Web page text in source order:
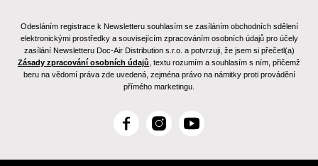
Odesláním registrace k Newsletteru souhlasím se zasíláním obchodních sdělení
elektronickými prostředky a souvisejícím zpracováním osobních údajů pro účely
zasílání Newsletteru Doc-Air Distribution s.r.o. a potvrzuji, že jsem si přečetl(a)
Zásady zpracování osobních údajů , textu rozumím a souhlasím s ním, přičemž
beru na vědomí práva zde uvedená, zejména právo na námitky proti provádění
přímého marketingu.
F
c
I
s
Y
u